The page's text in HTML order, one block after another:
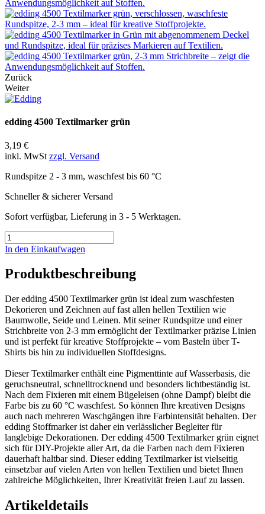
Zurück
Weiter
edding 4500 Textilmarker grün
3,19 €
inkl. MwSt zzgl. Versand
Rundspitze 2 - 3 mm, waschfest bis 60 °C
Schneller & sicherer Versand
Sofort verfügbar, Lieferung in 3 - 5 Werktagen.
In den Einkaufwagen
Produktbeschreibung
Der edding 4500 Textilmarker grün ist ideal zum waschfesten
Dekorieren und Zeichnen auf fast allen hellen Textilien wie
Baumwolle, Seide und Leinen. Mit seiner Rundspitze und einer
Strichbreite von 2-3 mm ermöglicht der Textilmarker präzise Linien
und ist perfekt für kreative Stoffprojekte – vom Basteln über T-
Shirts bis hin zu individuellen Stoffdesigns.
Dieser Textilmarker enthält eine Pigmenttinte auf Wasserbasis, die
geruchsneutral, schnelltrocknend und besonders lichtbeständig ist.
Nach dem Fixieren mit einem Bügeleisen (ohne Dampf) bleibt die
Farbe bis zu 60 °C waschfest. So können Ihre kreativen Designs
auch nach mehreren Waschgängen ihre Farbintensität behalten. Der
edding Stoffmarker ist daher ein verlässlicher Begleiter für
langlebige Dekorationen. Der edding 4500 Textilmarker grün eignet
sich für DIY-Projekte aller Art, da die Farben nach dem Fixieren
dauerhaft haltbar sind. Dieser edding Textilmarker ist vielseitig
einsetzbar auf vielen Arten von hellen Textilien und bietet Ihnen
zahlreiche Möglichkeiten, Ihrer Kreativität freien Lauf zu lassen.
Artikeldetails